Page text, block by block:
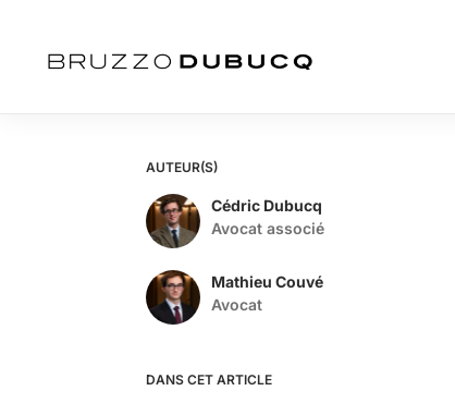
AUTEUR(S)
Cédric Dubucq
Avocat associé
Mathieu Couvé
Avocat
DANS CET ARTICLE